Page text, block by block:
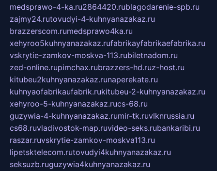
medsprawo-4-ka.ru2864420.rublagodarenie-spb.ru
zajmy24.rutovudyi-4-kuhnyanazakaz.ru
brazzerscom.rumedsprawo4ka.ru
xehyroo5kuhnyanazakaz.rufabrikayfabrikaefabrika.ru
vskrytie-zamkov-moskva-113.rubiletnadom.ru
zed-online.rupimchax.rubrazzers-hd.ruz-host.ru
kitubeu2kuhnyanazakaz.runaperekate.ru
kuhnyaofabrikaufabrik.rukitubeu-2-kuhnyanazakaz.ru
xehyroo-5-kuhnyanazakaz.rucs-68.ru
guzywia-4-kuhnyanazakaz.rumir-tk.ruvlknrussia.ru
cs68.ruvladivostok-map.ruvideo-seks.rubankaribi.ru
raszar.ruvskrytie-zamkov-moskva113.ru
lipetsktelecom.rutovudyi4kuhnyanazakaz.ru
seksuzb.ruguzywia4kuhnyanazakaz.ru